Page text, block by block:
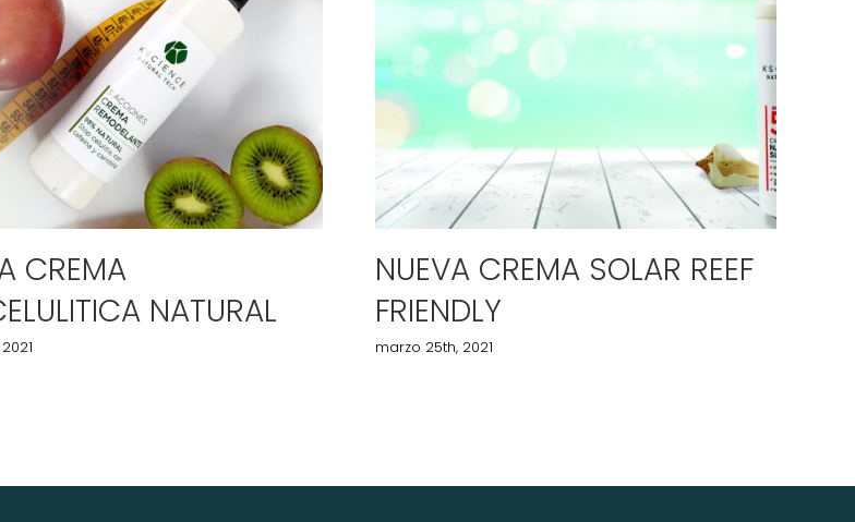
CREMA
NATURAL
NUEVA CREMA SOLAR REEF
FRIENDLY
marzo 25th, 2021